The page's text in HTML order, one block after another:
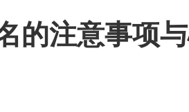
的注意事项